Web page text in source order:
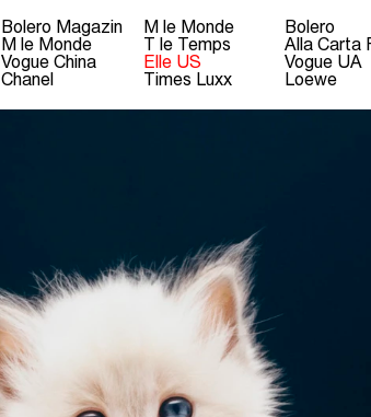
Bolero Magazin
M le Monde
Vogue China
Chanel
M le Monde
T le Temps
Elle US
Times Luxx
Bolero
Alla Carta
Vogue UA
Loewe